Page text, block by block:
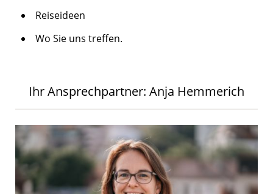
Reiseideen
Wo Sie uns treffen.
Ihr Ansprechpartner: Anja Hemmerich